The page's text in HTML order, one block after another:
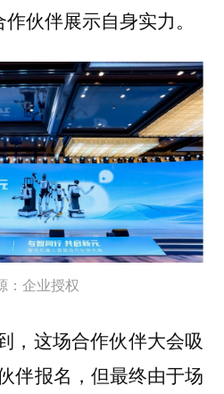
伙伴展示自身实力。
：企业授权
，这场合作伙伴大会吸
伴报名，但最终由于场